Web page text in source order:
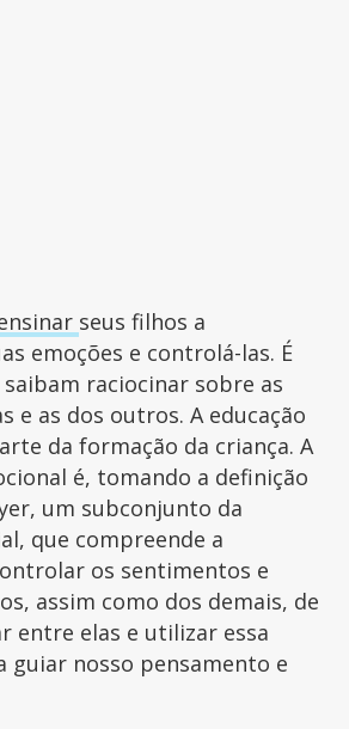
seus filhos a
emoções e controlá-las. É
raciocinar sobre as
e as dos outros. A educação
da formação da criança. A
é, tomando a definição
um subconjunto da
que compreende a
os sentimentos e
assim como dos demais, de
entre elas e utilizar essa
guiar nosso pensamento e